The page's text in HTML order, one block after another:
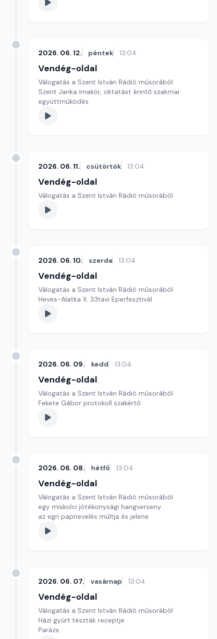
2026. 06. 12. péntek 13:04
Vendég-oldal
Válogatás a Szent István Rádió műsorából
Szent Janka imakör, oktatást érintő szakmai
együttműködés
2026. 06. 11. csütörtök 13:04
Vendég-oldal
Válogatás a Szent István Rádió műsorából
2026. 06. 10. szerda 13:04
Vendég-oldal
Válogatás a Szent István Rádió műsorából
Heves-Alatka X. 33tavi Eperfesztivál
2026. 06. 09. kedd 13:04
Vendég-oldal
Válogatás a Szent István Rádió műsorából
Fekete Gábor protokoll szakértő
2026. 06. 08. hétfő 13:04
Vendég-oldal
Válogatás a Szent István Rádió műsorából
egy miskolci jótékonysági hangverseny
az egri papnevelés múltja és jelene
2026. 06. 07. vasárnap 13:04
Vendég-oldal
Válogatás a Szent István Rádió műsorából
Házi gyúrt tészták receptje
Parázs